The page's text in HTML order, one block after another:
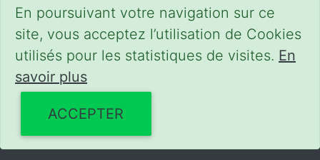
En poursuivant votre navigation sur ce
site, vous acceptez l’utilisation de Cookies
utilisés pour les statistiques de visites. En
savoir plus
ACCEPTER
CONDITIONS-
Powered by Euro Web Page